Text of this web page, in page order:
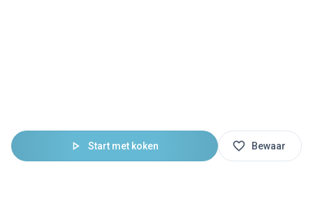
Start met koken Bewaar